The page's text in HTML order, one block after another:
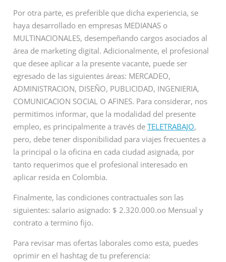
Por otra parte, es preferible que dicha experiencia, se
haya desarrollado en empresas MEDIANAS o
MULTINACIONALES, desempeñando cargos asociados al
área de marketing digital. Adicionalmente, el profesional
que desee aplicar a la presente vacante, puede ser
egresado de las siguientes áreas: MERCADEO,
ADMINISTRACION, DISEÑO, PUBLICIDAD, INGENIERIA,
COMUNICACION SOCIAL O AFINES. Para considerar, nos
permitimos informar, que la modalidad del presente
empleo, es principalmente a través deTELETRABAJO,
pero, debe tener disponibilidad para viajes frecuentes a
la principal o la oficina en cada ciudad asignada, por
tanto requerimos que el profesional interesado en
aplicar resida en Colombia.
Finalmente, las condiciones contractuales son las
siguientes: salario asignado: $ 2.320.000.oo Mensual y
contrato a termino fijo.
Para revisar mas ofertas laborales como esta, puedes
oprimir en el hashtag de tu preferencia: